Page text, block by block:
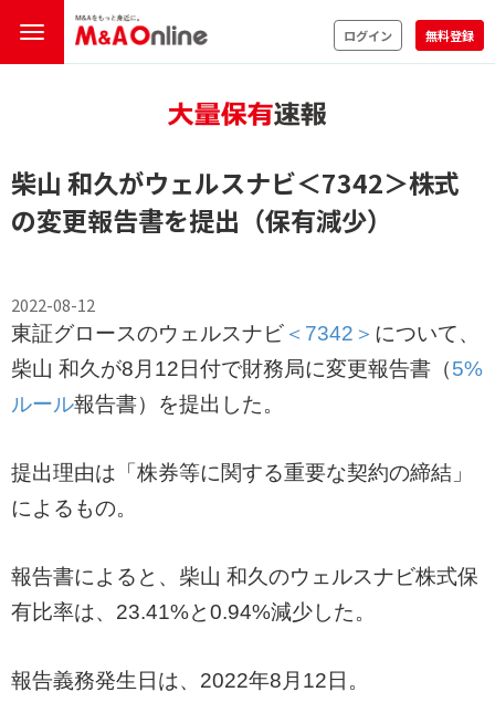
ログイン 無料登録
柴山 和久がウェルスナビ＜7342＞株式
の変更報告書を提出（保有減少）
2022-08-12
東証グロースのウェルスナビ ＜7342＞ について、
柴山 和久が8月12日付で財務局に変更報告書（5%
ルール報告書）を提出した。
提出理由は「株券等に関する重要な契約の締結」
によるもの。
報告書によると、柴山 和久のウェルスナビ株式保
有比率は、23.41%と0.94%減少した。
報告義務発生日は、2022年8月12日。